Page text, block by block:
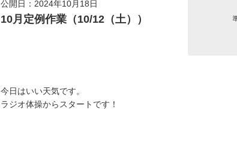
公開日：2024年10月18日
10月定例作業（10/12（土））
今日はいい天気です。
ラジオ体操からスタートです！